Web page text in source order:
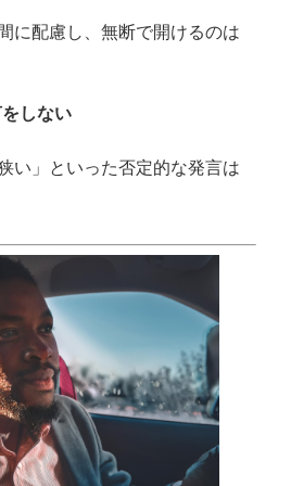
に配慮し、無断で開けるのは
しない
い」といった否定的な発言は